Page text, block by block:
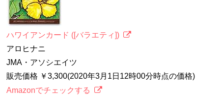
ハワイアンカード ([バラエティ])
アロヒナニ
JMA・アソシエイツ
販売価格 ￥3,300(2020年3月1日12時00分時点の価格)
Amazonでチェックする